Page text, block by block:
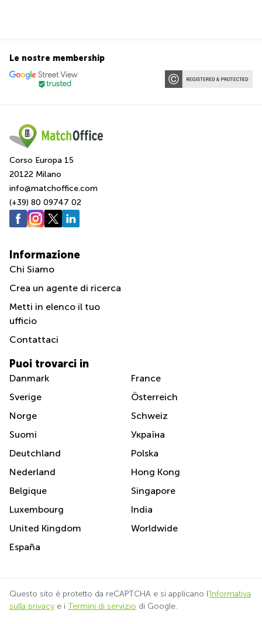
Affitto
Sale
Meeting
Coworking
in affitto
Cipro,
Brescia
Affitto
Ufficio
Coworking
a Vicenza
Business
Centers
Le nostre membership
Corso Europa 15
20122 Milano
info@matchoffice.com
(+39) 80 09747 02
Informazione
Chi Siamo
Crea un agente di ricerca
Metti in elenco il tuo
ufficio
Contattaci
Puoi trovarci in
Danmark
Sverige
Norge
Suomi
Deutchland
Nederland
Belgique
Luxembourg
United Kingdom
España
France
Österreich
Schweiz
Україна
Polska
Hong Kong
Singapore
India
Worldwide
Questo sito è protetto da reCAPTCHA e si applicano l’ Informativa
sulla privacy e i Termini di servizio di Google.